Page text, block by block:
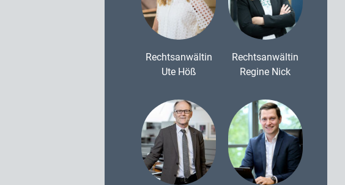
Rechtsanwältin
Ute Höß
Rechtsanwältin
Regine Nick